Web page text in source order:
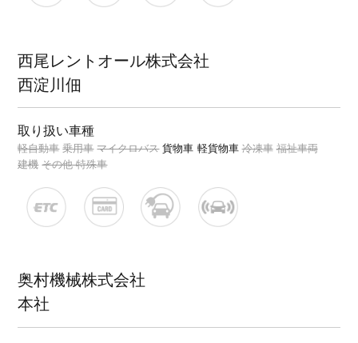
西尾レントオール株式会社
西淀川佃
取り扱い車種
軽自動車 乗用車 マイクロバス 貨物車 軽貨物車 冷凍車 福祉車両
建機 その他 特殊車
奥村機械株式会社
本社